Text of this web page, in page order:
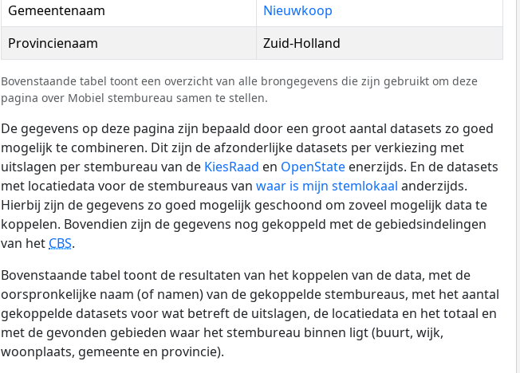
Gemeentenaam
Nieuwkoop
Provincienaam
Zuid-Holland
Bovenstaande tabel toont een overzicht van alle brongegevens die zijn gebruikt om deze
pagina over Mobiel stembureau samen te stellen.
De gegevens op deze pagina zijn bepaald door een groot aantal datasets zo goed
mogelijk te combineren. Dit zijn de afzonderlijke datasets per verkiezing met
uitslagen per stembureau van de KiesRaad en OpenState enerzijds. En de datasets
met locatiedata voor de stembureaus van waar is mijn stemlokaal anderzijds.
Hierbij zijn de gegevens zo goed mogelijk geschoond om zoveel mogelijk data te
koppelen. Bovendien zijn de gegevens nog gekoppeld met de gebiedsindelingen
van het CBS.
Bovenstaande tabel toont de resultaten van het koppelen van de data, met de
oorspronkelijke naam (of namen) van de gekoppelde stembureaus, met het aantal
gekoppelde datasets voor wat betreft de uitslagen, de locatiedata en het totaal en
met de gevonden gebieden waar het stembureau binnen ligt (buurt, wijk,
woonplaats, gemeente en provincie).